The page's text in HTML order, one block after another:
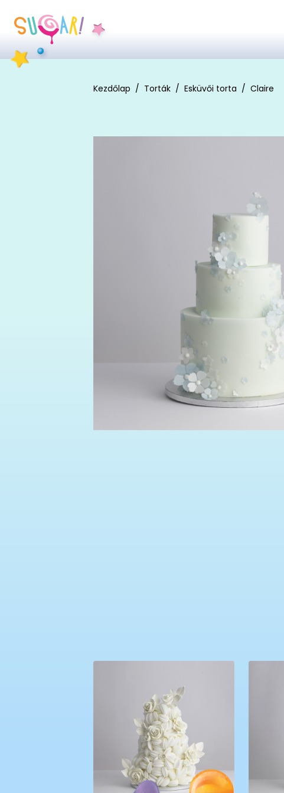
Kezdőlap Torták Esküvői torta Claire